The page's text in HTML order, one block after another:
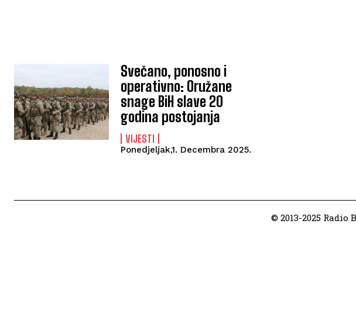
Svečano, ponosno i
operativno: Oružane
snage BiH slave 20
godina postojanja
VIJESTI
Ponedjeljak,1. Decembra 2025.
© 2013-2025